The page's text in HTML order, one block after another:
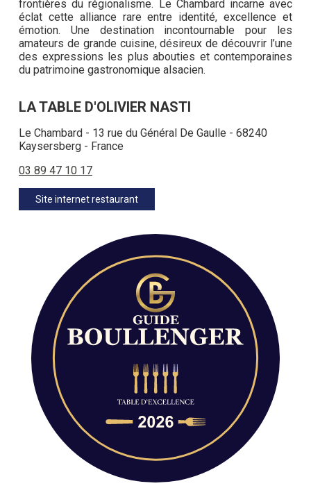
frontières du régionalisme. Le Chambard incarne avec
éclat cette alliance rare entre identité, excellence et
émotion. Une destination incontournable pour les
amateurs de grande cuisine, désireux de découvrir l’une
des expressions les plus abouties et contemporaines
du patrimoine gastronomique alsacien.
LA TABLE D'OLIVIER NASTI
Le Chambard - 13 rue du Général De Gaulle - 68240
Kaysersberg - France
03 89 47 10 17
Site internet restaurant